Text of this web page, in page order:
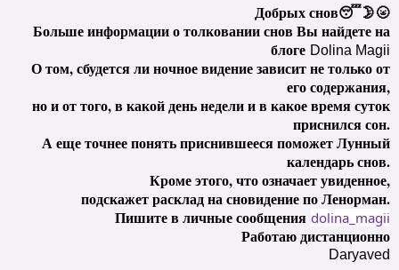
Добрых снов😴🌛🌝
Больше информации о толковании снов Вы найдете на
блоге Dolina Magii
О том, сбудется ли ночное видение зависит не только от
его содержания,
но и от того, в какой день недели и в какое время суток
приснился сон.
А еще точнее понять приснившееся поможет Лунный
календарь снов.
Кроме этого, что означает увиденное,
подскажет расклад на сновидение по Ленорман.
Пишите в личные сообщения dolina_magii
Работаю дистанционно
Daryaved